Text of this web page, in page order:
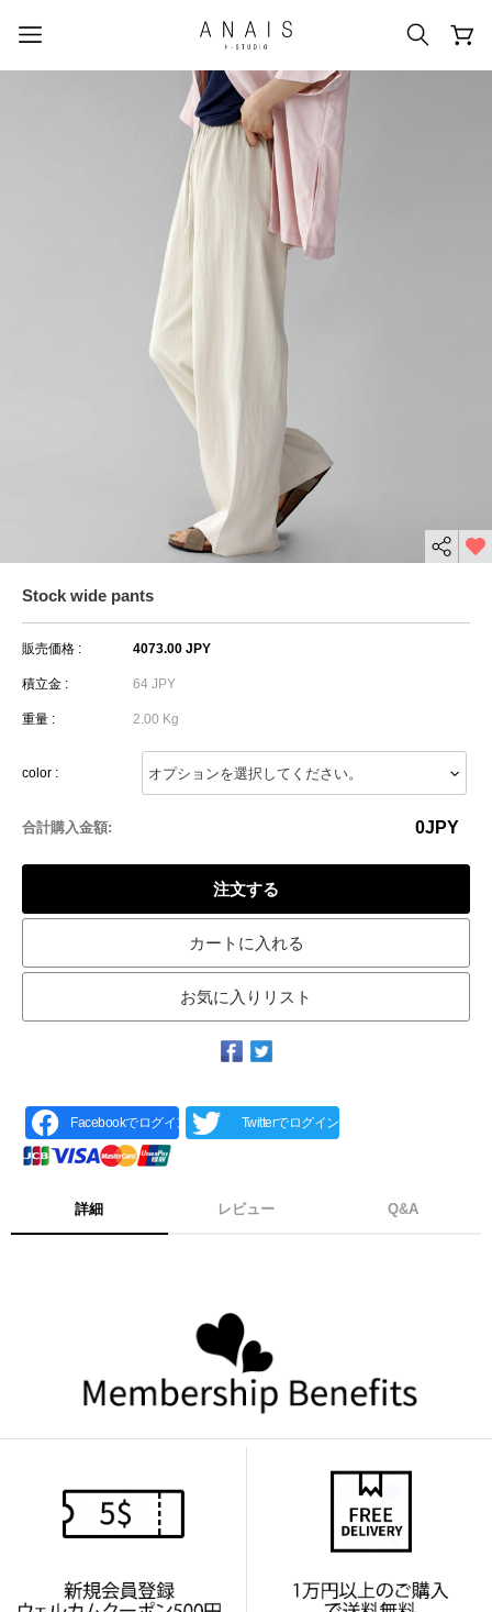
人気のクエリ
#신상5%할인 #아나이스 제작
#BEST OF BEST
Stock wide pants
販売価格 : 4073.00 JPY
積立金 : 64 JPY
重量 : 2.00 Kg
color :
合計購入金額: 0JPY
注文する
カートに入れる
お気に入りリスト
Facebookでログイン Twitterでログイン
詳細 レビュー Q&A